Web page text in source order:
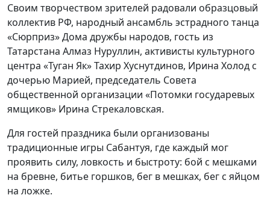
Своим творчеством зрителей радовали образцовый
коллектив РФ, народный ансамбль эстрадного танца
«Сюрприз» Дома дружбы народов, гость из
Татарстана Алмаз Нуруллин, активисты культурного
центра «Туган Як» Тахир Хуснутдинов, Ирина Холод с
дочерью Марией, председатель Совета
общественной организации «Потомки государевых
ямщиков» Ирина Стрекаловская.
Для гостей праздника были организованы
традиционные игры Сабантуя, где каждый мог
проявить силу, ловкость и быстроту: бой с мешками
на бревне, битье горшков, бег в мешках, бег с яйцом
на ложке.